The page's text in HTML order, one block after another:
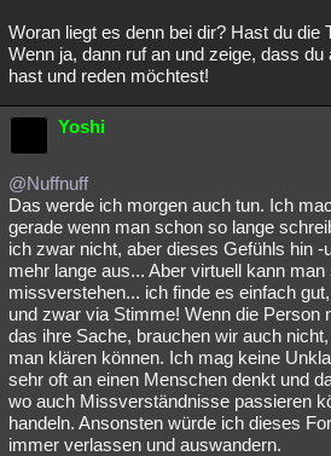
Woran liegt es denn bei dir? Hast du die
Wenn ja, dann ruf an und zeige, dass du
hast und reden möchtest!
Yoshi
@Nuffnuff
Das werde ich morgen auch tun. Ich
gerade wenn man schon so lange
ich zwar nicht, aber dieses Gefühls hin -
mehr lange aus... Aber virtuell kann
missverstehen... ich finde es einfach
und zwar via Stimme! Wenn die Person
das ihre Sache, brauchen wir auch
man klären können. Ich mag keine
sehr oft an einen Menschen denkt und
wo auch Missverständnisse passieren
handeln. Ansonsten würde ich dieses
immer verlassen und auswandern.